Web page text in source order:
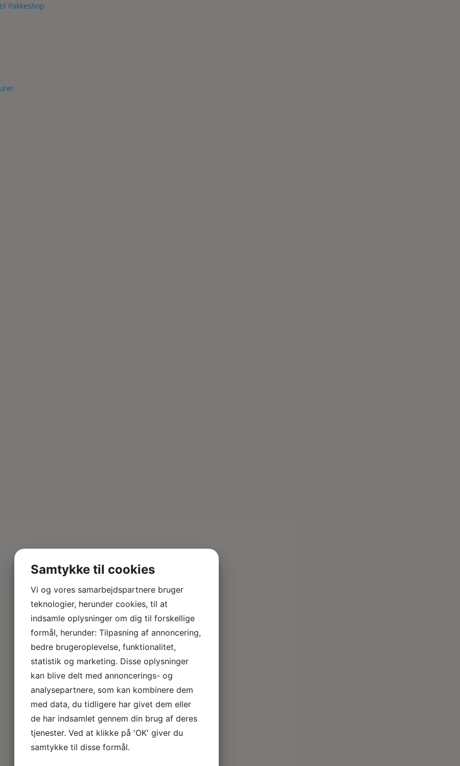
Pakkeshop
Samtykke til cookies
Vi og vores samarbejdspartnere bruger
teknologier, herunder cookies, til at
indsamle oplysninger om dig til forskellige
formål, herunder: Tilpasning af annoncering,
bedre brugeroplevelse, funktionalitet,
statistik og marketing. Disse oplysninger
kan blive delt med annoncerings- og
analysepartnere, som kan kombinere dem
med data, du tidligere har givet dem eller
de har indsamlet gennem din brug af deres
tjenester. Ved at klikke på 'OK' giver du
samtykke til disse formål.